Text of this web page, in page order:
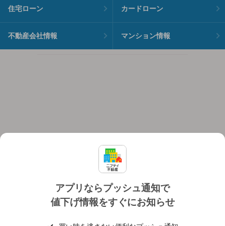
アプリならプッシュ通知で
値下げ情報をすぐにお知らせ
住宅ローン カードローン
不動産会社情報 マンション情報
個人情報保護ポリシー 利用規約